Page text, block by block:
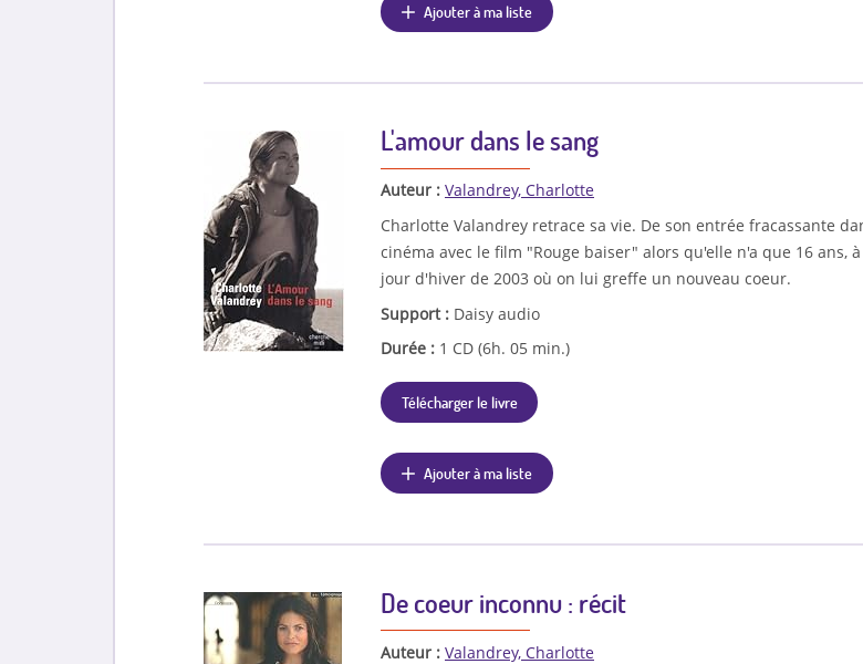
Ajouter à ma liste
L'amour dans le sang
Auteur : Valandrey, Charlotte
Charlotte Valandrey retrace sa vie. De son entrée fracassante
cinéma avec le film "Rouge baiser" alors qu'elle n'a que 16 ans, à
jour d'hiver de 2003 où on lui greffe un nouveau coeur.
Support : Daisy audio
Durée : 1 CD (6h. 05 min.)
Télécharger le livre
Ajouter à ma liste
De coeur inconnu : récit
Auteur : Valandrey, Charlotte